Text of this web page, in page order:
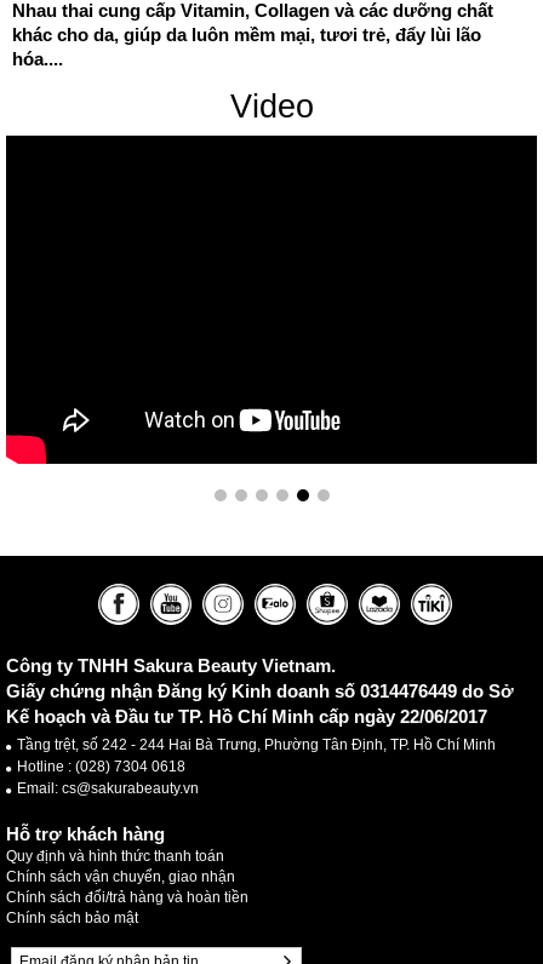
Nhau thai cung cấp Vitamin, Collagen và các dưỡng chất
khác cho da, giúp da luôn mềm mại, tươi trẻ, đẩy lùi lão
hóa....
Video
Công ty TNHH Sakura Beauty Vietnam.
Giấy chứng nhận Đăng ký Kinh doanh số 0314476449 do Sở
Kế hoạch và Đầu tư TP. Hồ Chí Minh cấp ngày 22/06/2017
Tầng trệt, số 242 - 244 Hai Bà Trưng, Phường Tân Định, TP. Hồ Chí Minh
Hotline : (028) 7304 0618
Email: cs@sakurabeauty.vn
Hỗ trợ khách hàng
Quy định và hình thức thanh toán
Chính sách vận chuyển, giao nhận
Chính sách đổi/trả hàng và hoàn tiền
Chính sách bảo mật